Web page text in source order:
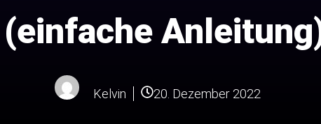
(einfache
Kelvin 20. Dezember 2022